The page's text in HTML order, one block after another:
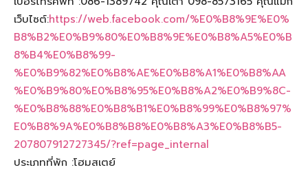
เว็บไซต์:https://web.facebook.com/%E0%B8%9E%E0%
B8%B2%E0%B9%80%E0%B8%9E%E0%B8%A5%E0%B
8%B4%E0%B8%99-
%E0%B9%82%E0%B8%AE%E0%B8%A1%E0%B8%AA
%E0%B9%80%E0%B8%95%E0%B8%A2%E0%B9%8C-
%E0%B8%88%E0%B8%B1%E0%B8%99%E0%B8%97%
E0%B8%9A%E0%B8%B8%E0%B8%A3%E0%B8%B5-
207807912727345/?ref=page_internal
ประเภทที่พัก :โฮมสเตย์